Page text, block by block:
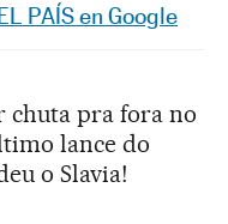
Sociales
PAÍS en Google
chuta pra fora no
lance do
o Slavia!